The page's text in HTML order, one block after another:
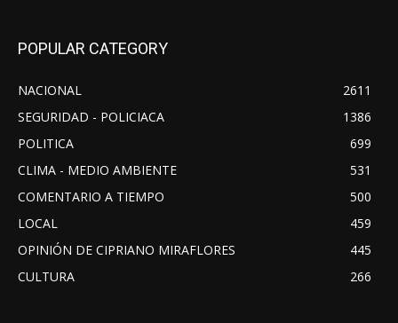
POPULAR CATEGORY
NACIONAL
2611
SEGURIDAD - POLICIACA
1386
POLITICA
699
CLIMA - MEDIO AMBIENTE
531
COMENTARIO A TIEMPO
500
LOCAL
459
OPINIÓN DE CIPRIANO MIRAFLORES
445
CULTURA
266